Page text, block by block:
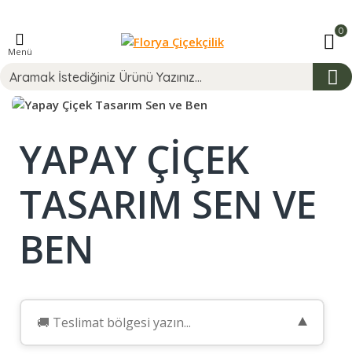
Menü
0
YAPAY ÇIÇEK
TASARIM SEN VE
BEN
▼